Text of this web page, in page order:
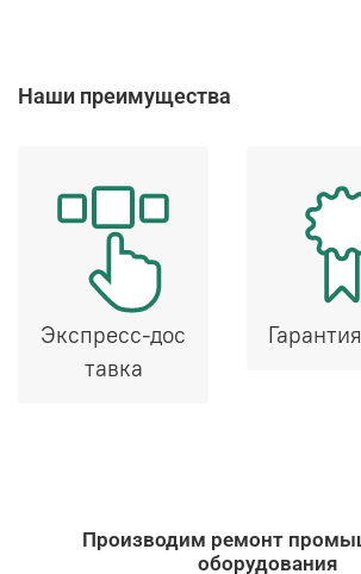
Наши преимущества
Экспресс-дос
тавка
Производим ремонт
оборудования